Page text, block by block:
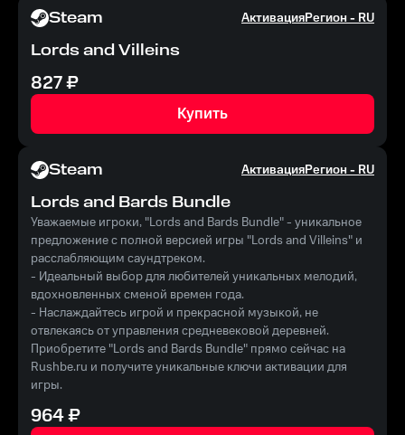
Steam АктивацияРегион -RU
Lords and Villeins
827₽
Купить
Steam АктивацияРегион -RU
Lords and Bards Bundle
Уважаемые игроки, "Lords and Bards Bundle" - уникальное
предложение с полной версией игры "Lords and Villeins" и
расслабляющим саундтреком.
- Идеальный выбор для любителей уникальных мелодий,
вдохновленных сменой времен года.
- Наслаждайтесь игрой и прекрасной музыкой, не
отвлекаясь от управления средневековой деревней.
Приобретите "Lords and Bards Bundle" прямо сейчас на
Rushbe.ru и получите уникальные ключи активации для
игры.
964₽